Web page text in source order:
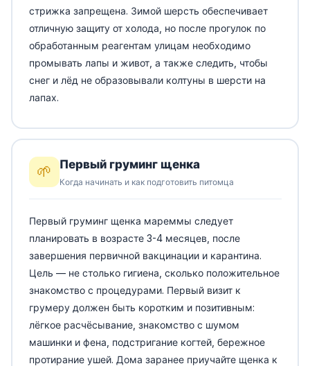
стрижка запрещена. Зимой шерсть обеспечивает
отличную защиту от холода, но после прогулок по
обработанным реагентам улицам необходимо
промывать лапы и живот, а также следить, чтобы
снег и лёд не образовывали колтуны в шерсти на
лапах.
🌱 Первый груминг щенка
Когда начинать и как подготовить питомца
Первый груминг щенка мареммы следует
планировать в возрасте 3-4 месяцев, после
завершения первичной вакцинации и карантина.
Цель — не столько гигиена, сколько положительное
знакомство с процедурами. Первый визит к
грумеру должен быть коротким и позитивным:
лёгкое расчёсывание, знакомство с шумом
машинки и фена, подстригание когтей, бережное
протирание ушей. Дома заранее приучайте щенка к